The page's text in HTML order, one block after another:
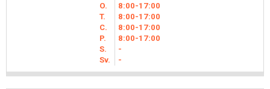
O.
8 00-17 00
T.
8 00-17 00
C.
8 00-17 00
P.
8 00-17 00
S.
-
Sv.
-